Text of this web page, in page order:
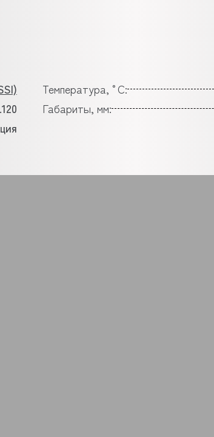
Температура, °C:
Габариты, мм: